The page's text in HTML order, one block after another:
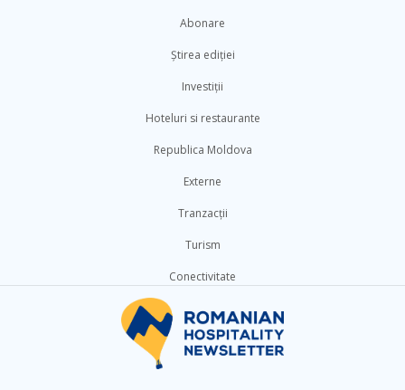
Abonare
Știrea ediției
Investiții
Hoteluri si restaurante
Republica Moldova
Externe
Tranzacții
Turism
Conectivitate